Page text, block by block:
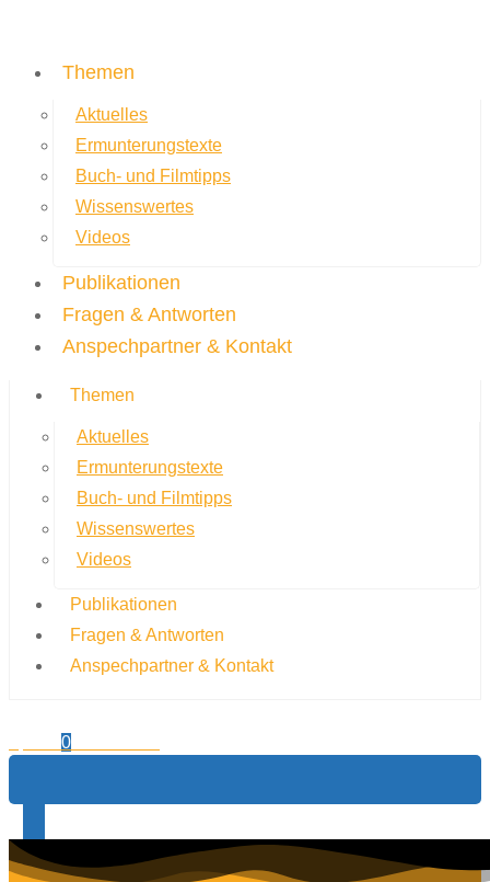
Themen
Aktuelles
Ermunterungstexte
Buch- und Filmtipps
Wissenswertes
Videos
Publikationen
Fragen & Antworten
Anspechpartner & Kontakt
Themen
Aktuelles
Ermunterungstexte
Buch- und Filmtipps
Wissenswertes
Videos
Publikationen
Fragen & Antworten
Anspechpartner & Kontakt
0